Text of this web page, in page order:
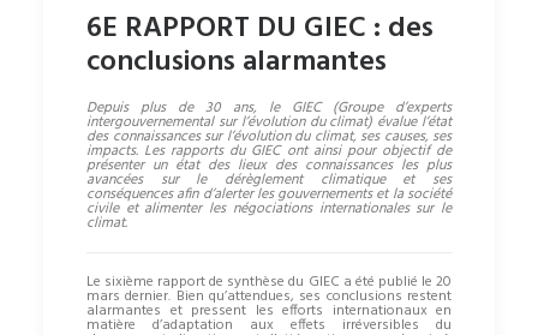
6E RAPPORT DU GIEC : des
conclusions alarmantes
Depuis plus de 30 ans, le GIEC (Groupe d’experts
intergouvernemental sur l’évolution du climat) évalue l’état
des connaissances sur l’évolution du climat, ses causes, ses
impacts. Les rapports du GIEC ont ainsi pour objectif de
présenter un état des lieux des connaissances les plus
avancées sur le dérèglement climatique et ses
conséquences afin d’alerter les gouvernements et la société
civile et alimenter les négociations internationales sur le
climat.
Le sixième rapport de synthèse du GIEC a été publié le 20
mars dernier. Bien qu’attendues, ses conclusions restent
alarmantes et pressent les efforts internationaux en
matière d’adaptation aux effets irréversibles du